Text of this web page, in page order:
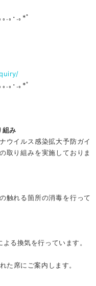
.｡･.｡*ﾟ
.｡･.｡*ﾟ
組み
ウイルス感染拡大予防ガイ
取り組みを実施しておりま
触れる箇所の消毒を行って
る換気を行っています。
た席にご案内します。